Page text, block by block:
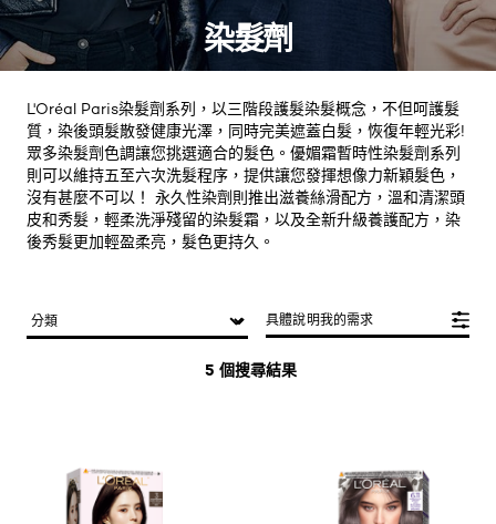
染髮劑
L'Oréal Paris染髮劑系列，以三階段護髮染髮概念，不但呵護髮
質，染後頭髮散發健康光澤，同時完美遮蓋白髮，恢復年輕光彩!
眾多染髮劑色調讓您挑選適合的髮色。優媚霜暫時性染髮劑系列
則可以維持五至六次洗髮程序，提供讓您發揮想像力新穎髮色，
沒有甚麼不可以！ 永久性染劑則推出滋養絲滑配方，溫和清潔頭
皮和秀髮，輕柔洗淨殘留的染髮霜，以及全新升級養護配方，染
後秀髮更加輕盈柔亮，髮色更持久。
5 個搜尋結果
具體說明我的需求